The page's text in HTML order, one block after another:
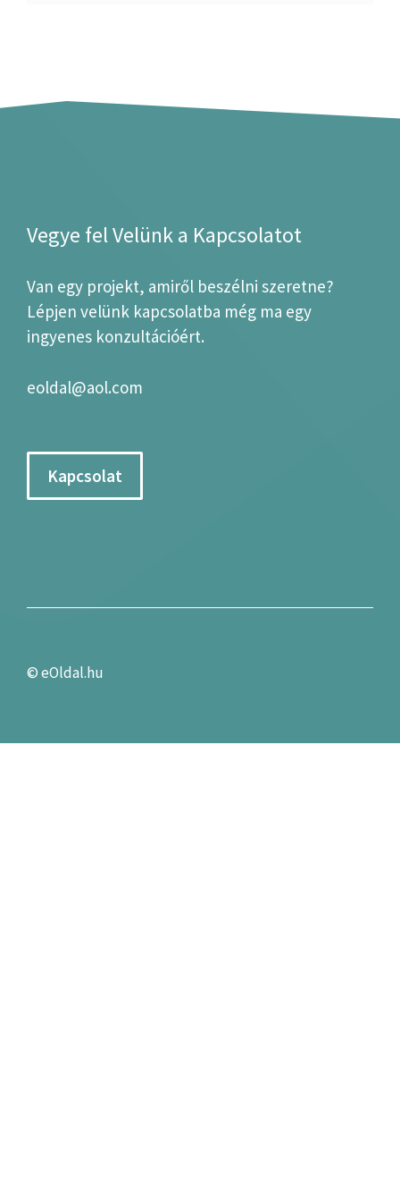
Vegye fel Velünk a Kapcsolatot
Van egy projekt, amiről beszélni szeretne?
Lépjen velünk kapcsolatba még ma egy
ingyenes konzultációért.
eoldal@aol.com
Kapcsolat
©eOldal.hu